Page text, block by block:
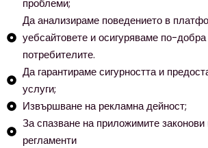
проблеми;
Да анализираме поведението в
уебсайтовете и осигуряваме по-
потребителите.
Да гарантираме сигурността и
услуги;
Извършване на рекламна дейност;
За спазване на приложимите законови
регламенти